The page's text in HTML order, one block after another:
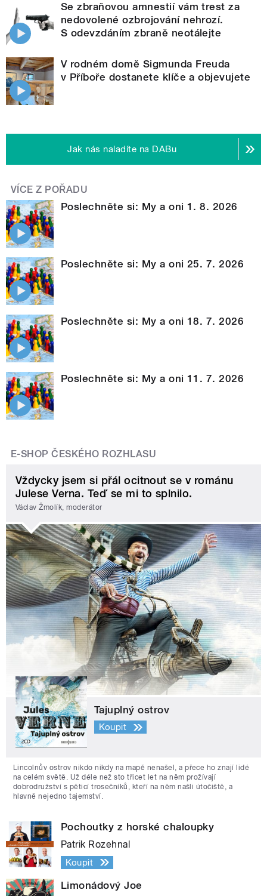
Se zbraňovou amnestií vám trest za
nedovolené ozbrojování nehrozí.
S odevzdáním zbraně neotálejte
V rodném domě Sigmunda Freuda
v Příboře dostanete klíče a objevujete
Jak nás naladíte na DABu
VÍCE Z POŘADU
Poslechněte si: My a oni 1. 8. 2026
Poslechněte si: My a oni 25. 7. 2026
Poslechněte si: My a oni 18. 7. 2026
Poslechněte si: My a oni 11. 7. 2026
E-SHOP ČESKÉHO ROZHLASU
Vždycky jsem si přál ocitnout se v románu
Julese Verna. Teď se mi to splnilo.
Václav Žmolík, moderátor
Tajuplný ostrov
Koupit
Lincolnův ostrov nikdo nikdy na mapě nenašel, a přece ho znají lidé
na celém světě. Už déle než sto třicet let na něm prožívají
dobrodružství s pěticí trosečníků, kteří na něm našli útočiště, a
hlavně nejedno tajemství.
Pochoutky z horské chaloupky
Patrik Rozehnal
Koupit
Limonádový Joe